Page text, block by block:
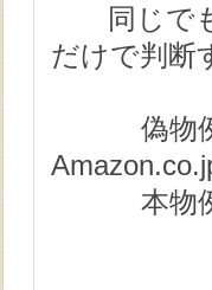
同じでも
だけで判断
偽物
本物例）